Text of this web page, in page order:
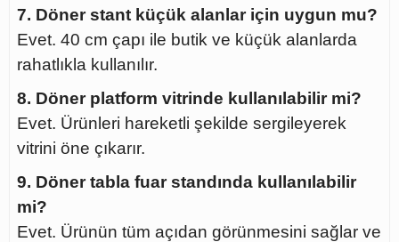
7. Döner stant küçük alanlar için uygun mu?
Evet. 40 cm çapı ile butik ve küçük alanlarda
rahatlıkla kullanılır.
8. Döner platform vitrinde kullanılabilir mi?
Evet. Ürünleri hareketli şekilde sergileyerek
vitrini öne çıkarır.
9. Döner tabla fuar standında kullanılabilir
mi?
Evet. Ürünün tüm açıdan görünmesini sağlar ve